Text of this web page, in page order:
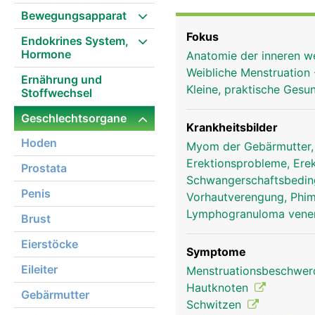
Bewegungsapparat
Endokrines System,
Hormone
Ernährung und
Stoffwechsel
Geschlechtsorgane
Hoden
Prostata
Penis
Brust
Eierstöcke
Eileiter
Gebärmutter
Geschlechtsorgane
Befriedigung der
Fokus
Anatomie der inneren
Weibliche
Kleine, praktische
Krankheitsbilder
Myom der
Erektionsprobleme,
Vorhautverengung,
Lymphogranuloma
Symptome
Hautknoten
Schwitzen